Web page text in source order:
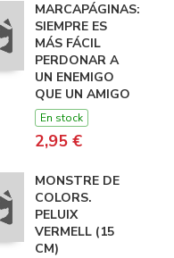
MARCAPÁGINAS:
SIEMPRE ES
MÁS FÁCIL
PERDONAR A
UN ENEMIGO
QUE UN AMIGO
En stock
2,95 €
MONSTRE DE
COLORS.
PELUIX
VERMELL (15
CM)